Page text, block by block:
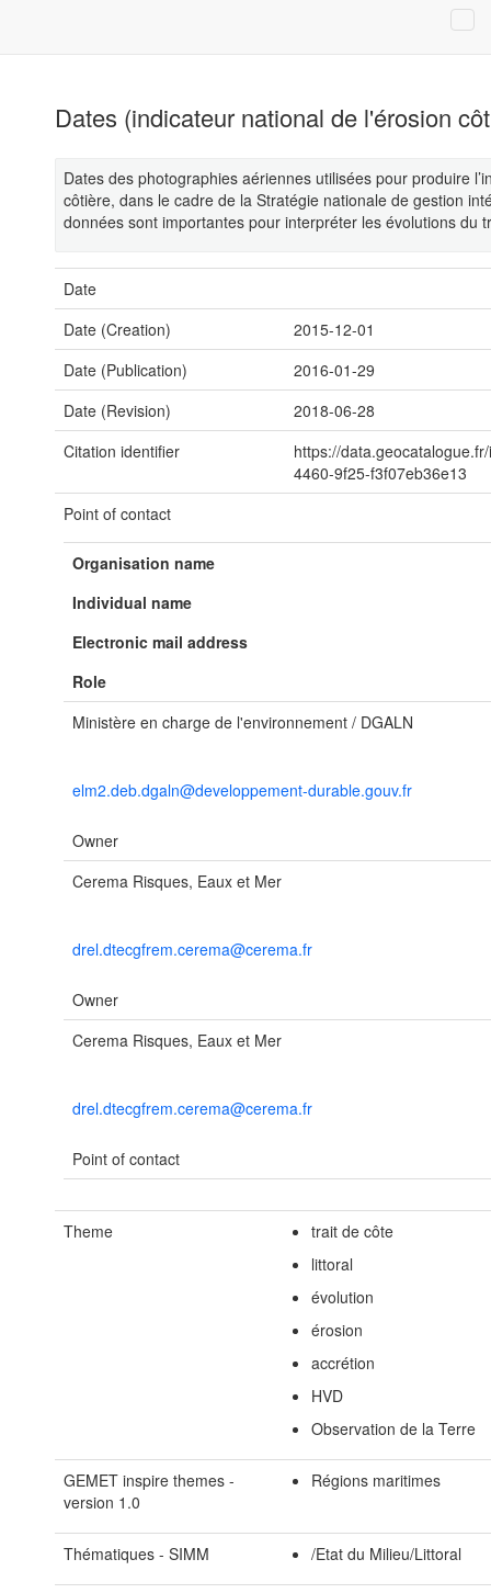
Dates (indicateur national de l'érosion
Dates des photographies aériennes utilisées pour produire
côtière, dans le cadre de la Stratégie nationale de gestion
données sont importantes pour interpréter les évolutions du
Date
Date (Creation)
2015-12-01
Date (Publication)
2016-01-29
Date (Revision)
2018-06-28
Citation identifier
https://
4460-9f25-f3f07eb36e13
Point of contact
Organisation name
Individual name
Electronic mail address
Role
Ministère en charge de l'environnement / DGALN
elm2.deb.dgaln@developpement-durable.gouv.fr
Owner
Cerema Risques, Eaux et Mer
drel.dtecgfrem.cerema@cerema.fr
Owner
Cerema Risques, Eaux et Mer
drel.dtecgfrem.cerema@cerema.fr
Point of contact
Theme
trait de côte
littoral
évolution
érosion
accrétion
HVD
Observation de la Terre
GEMET inspire themes -
version 1.0
Régions maritimes
Thématiques - SIMM /Etat du Milieu/Littoral